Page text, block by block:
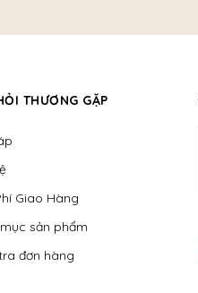
THƯƠNG GẶP
Giao Hàng
sản phẩm
đơn hàng